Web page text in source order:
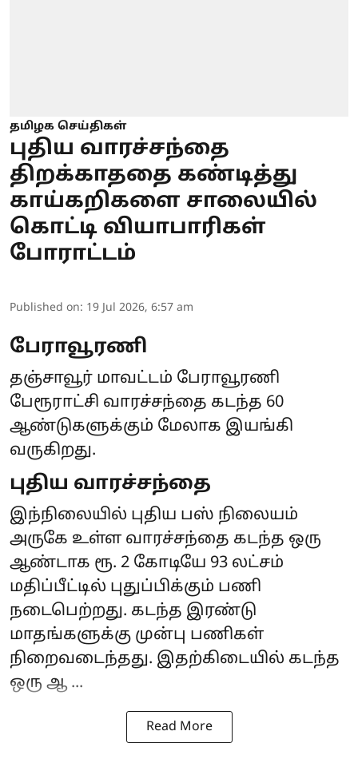
தமிழக செய்திகள்
புதிய வாரச்சந்தை
திறக்காததை கண்டித்து
காய்கறிகளை சாலையில்
கொட்டி வியாபாரிகள்
போராட்டம்
Published on: 19 Jul 2026, 6:57 am
பேராவூரணி
தஞ்சாவூர் மாவட்டம் பேராவூரணி
பேரூராட்சி வாரச்சந்தை கடந்த 60
ஆண்டுகளுக்கும் மேலாக இயங்கி
வருகிறது.
புதிய வாரச்சந்தை
இந்நிலையில் புதிய பஸ் நிலையம்
அருகே உள்ள வாரச்சந்தை கடந்த ஒரு
ஆண்டாக ரூ. 2 கோடியே 93 லட்சம்
மதிப்பீட்டில் புதுப்பிக்கும் பணி
நடைபெற்றது. கடந்த இரண்டு
மாதங்களுக்கு முன்பு பணிகள்
நிறைவடைந்தது. இதற்கிடையில் கடந்த
ஒரு ஆ ...
Read More